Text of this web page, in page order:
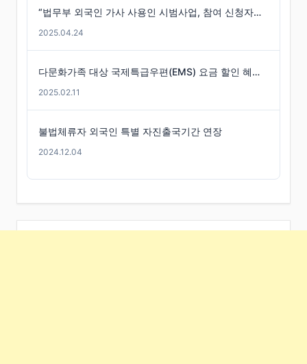
“법무부 외국인 가사 사용인 시범사업, 참여 신청자는 미미”
2025.04.24
다문화가족 대상 국제특급우편(EMS) 요금 할인 혜택 -경기도
2025.02.11
불법체류자 외국인 특별 자진출국기간 연장
2024.12.04